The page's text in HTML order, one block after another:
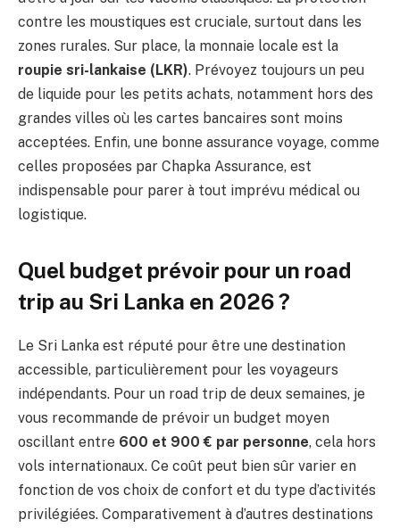
contre les moustiques est cruciale, surtout dans les
zones rurales. Sur place, la monnaie locale est la
roupie sri-lankaise (LKR). Prévoyez toujours un peu
de liquide pour les petits achats, notamment hors des
grandes villes où les cartes bancaires sont moins
acceptées. Enfin, une bonne assurance voyage, comme
celles proposées par Chapka Assurance, est
indispensable pour parer à tout imprévu médical ou
logistique.
Quel budget prévoir pour un road
trip au Sri Lanka en 2026 ?
Le Sri Lanka est réputé pour être une destination
accessible, particulièrement pour les voyageurs
indépendants. Pour un road trip de deux semaines, je
vous recommande de prévoir un budget moyen
oscillant entre 600 et 900 € par personne, cela hors
vols internationaux. Ce coût peut bien sûr varier en
fonction de vos choix de confort et du type d’activités
privilégiées. Comparativement à d’autres destinations